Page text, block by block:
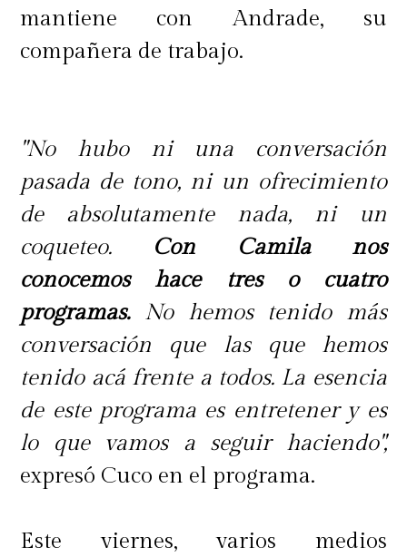
de urgencia al hospital. Nos dijeron
que un par de horas más y eso
Sobre el estado emocional del
menor, su tía aseguró que ha
enfrentado la situación con gran
madurez, aunque el episodio
terminó afectando su salud.
La advertencia de sus padres
En el reportaje, los padres de Kathy
Orellana también revelaron que
preocupados por el estado físico de
mantiene con Andrade, su
compañera de trabajo.
"No hubo ni una conversación
pasada de tono, ni un ofrecimiento
de absolutamente nada, ni un
coqueteo. Con Camila nos
conocemos hace tres o cuatro
programas.No hemos tenido más
conversación que las que hemos
tenido acá frente a todos. La esencia
de este programa es entretener y es
lo que vamos a seguir haciendo",
expresó Cuco en el programa.
Este viernes, varios medios